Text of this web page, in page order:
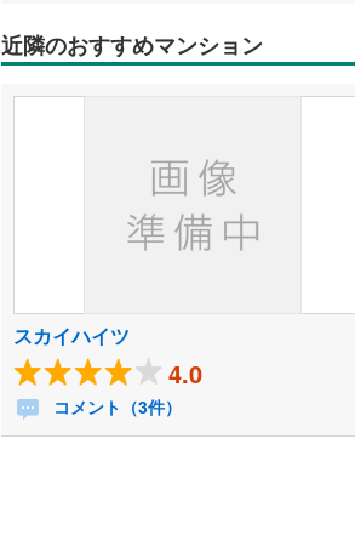
近隣のおすすめマンション
スカイハイツ
4.0
コメント（3件）